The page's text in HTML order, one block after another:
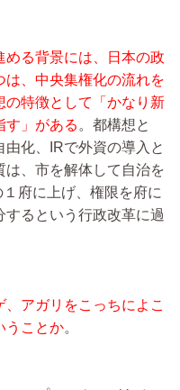
る背景には、日本の政
、中央集権化の流れを
の特徴として「かなり新
す」がある。都構想と
由化、IRで外資の導入と
は、市を解体して自治を
府に上げ、権限を府に
るという行政改革に過
アガリをこっちによこ
うことか。